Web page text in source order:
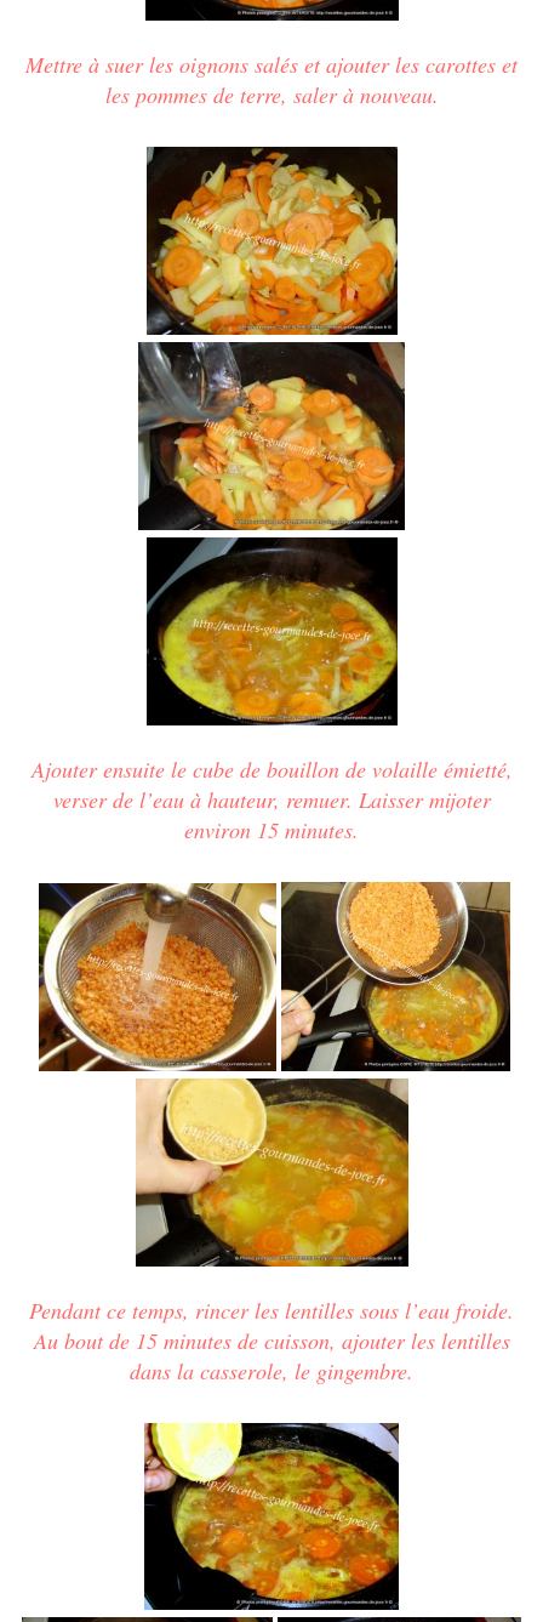
Mettre à suer les oignons salés et ajouter les carottes et
les pommes de terre, salerà nouveau.
Ajouter ensuite le cube de bouillon de volaille émietté,
verser de l’eau à hauteur, remuer. Laisser mijoter
environ 15 minutes.
Pendant ce temps, rincer les lentilles sous l’eau froide.
Au bout de 15 minutes de cuisson, ajouter les lentilles
dans la casserole, le gingembre.